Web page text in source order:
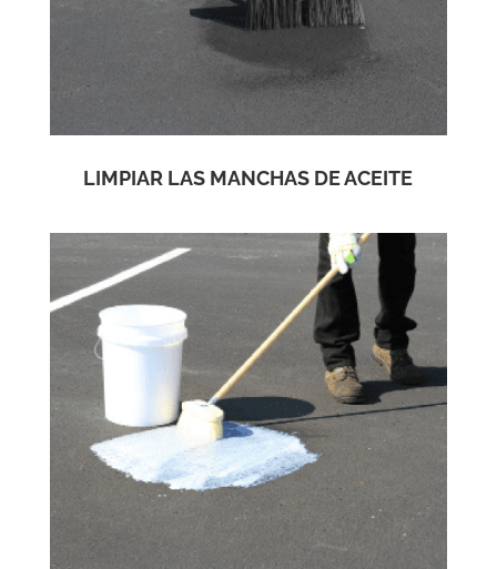
LIMPIAR LAS MANCHAS DE ACEITE